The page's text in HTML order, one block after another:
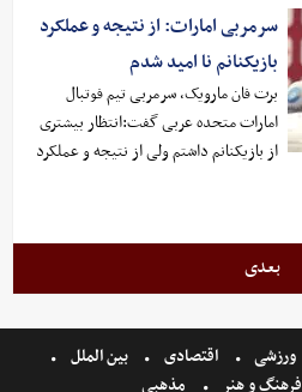
سرمربی امارات: از نتیجه و عملکرد
بازیکنانم نا امید شدم
برت فان مارویک، سرمربی تیم فوتبال
امارات متحده عربی گفت:انتظار بیشتری
از بازیکنانم داشتم ولی از نتیجه و عملکرد
بعدی
ورزشی اقتصادی
بین الملل
فرهنگ و هنر مذهبی